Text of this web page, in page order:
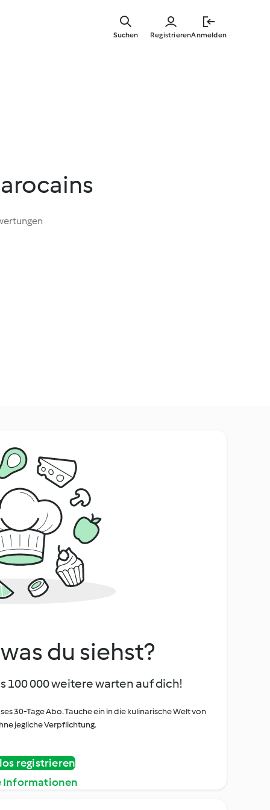
RegistrierenAnmelden
Suchen
du siehst?
100 000 weitere warten auf dich!
30-Tage Abo. Tauche ein in die kulinarische Welt von
jegliche Verpflichtung.
registrieren
Informationen